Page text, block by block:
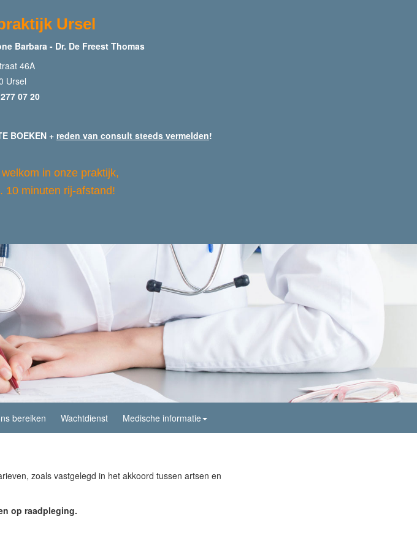
Ursel
Barbara - Dr. De Freest Thomas
46A
Ursel
07 20
BOEKEN + reden van consult steeds vermelden!
in onze praktijk,
10 minuten rij-afstand!
bereiken Wachtdienst Medische informatie
zoals vastgelegd in het akkoord tussen artsen en
op raadpleging.